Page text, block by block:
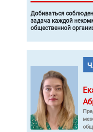
Добиваться
задача каждой
общественной